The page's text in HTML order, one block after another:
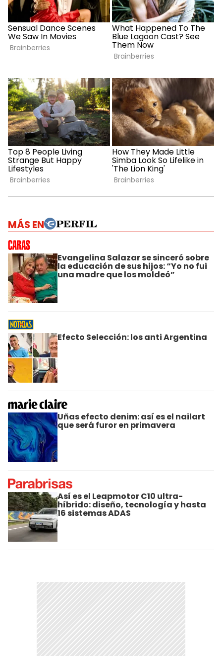
MÁS EN
Evangelina Salazar se sinceró sobre
la educación de sus hijos: “Yo no fui
una madre que los moldeó”
Efecto Selección: los anti Argentina
Uñas efecto denim: así es el nailart
que será furor en primavera
Así es el Leapmotor C10 ultra-
híbrido: diseño, tecnología y hasta
16 sistemas ADAS